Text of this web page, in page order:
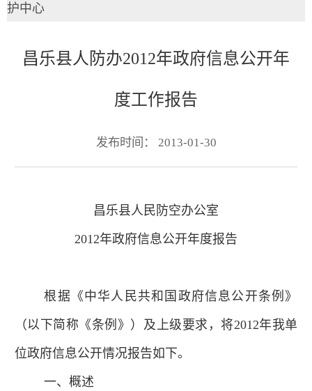
护中心
昌乐县人防办2012年政府信息公开年
度工作报告
发布时间： 2013-01-30
昌乐县人民防空办公室
2012年政府信息公开年度报告
根据《中华人民共和国政府信息公开条例》
（以下简称《条例》）及上级要求，将2012年我单
位政府信息公开情况报告如下。
一、概述